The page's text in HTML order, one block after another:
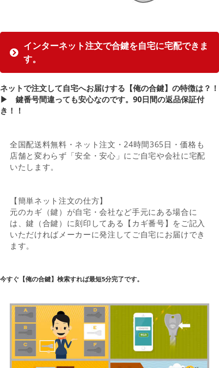
インターネット注文で合鍵を自宅に宅配できま
す。
ネットで注文して自宅へお届けする【俺の合鍵】の特徴は？！
▶︎ 鍵番号間違っても安心なのです。90日間の返品保証付
き！！
全国配送料無料・ネット注文・24時間365日・価格も
店舗と変わらず「安全・安心」にご自宅や会社に宅配
いたします。
【簡単ネット注文の仕方】
元のカギ（鍵）が自宅・会社など手元にある場合に
は、鍵（合鍵）に刻印してある【カギ番号】をご記入
いただければメーカーに発注してご自宅にお届けでき
ます。
今すぐ【俺の合鍵】検索すれば最短5分完了です。